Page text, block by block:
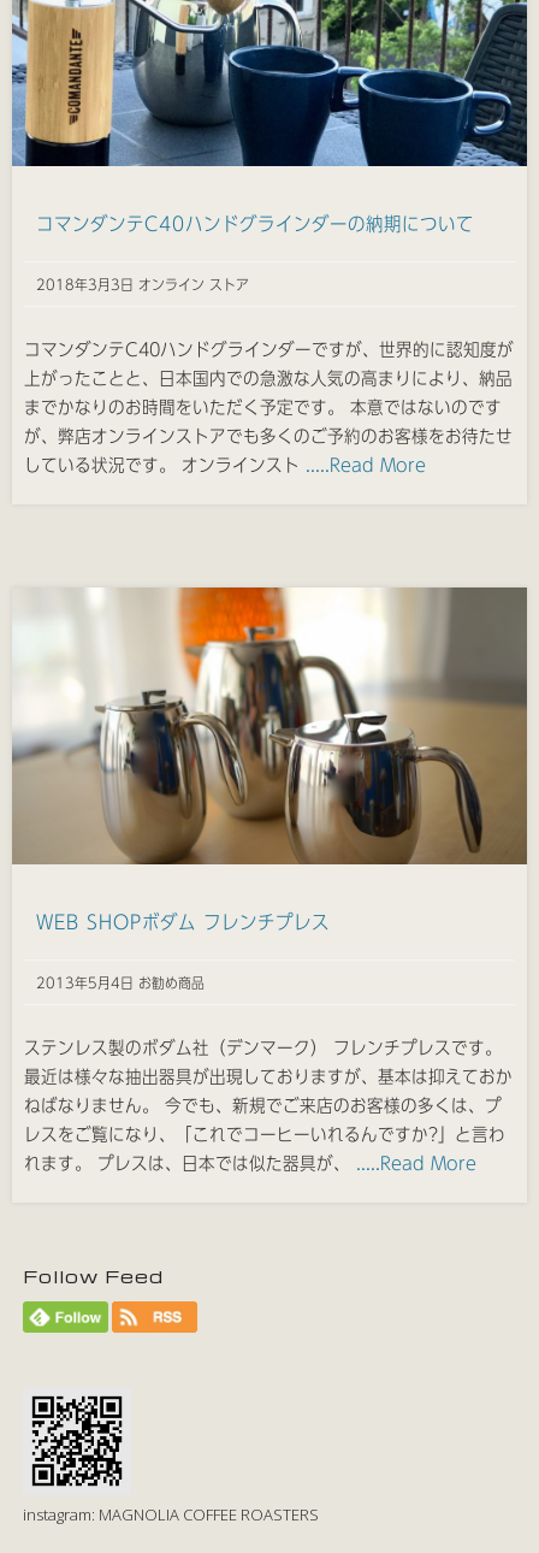
コマンダンテC40ハンドグラインダーの納期について
2018年3月3日 オンライン ストア
コマンダンテC40ハンドグラインダーですが、世界的に認知度が
上がったことと、日本国内での急激な人気の高まりにより、納品
までかなりのお時間をいただく予定です。 本意ではないのです
が、弊店オンラインストアでも多くのご予約のお客様をお待たせ
している状況です。 オンラインスト .....Read More
WEB SHOPボダム フレンチプレス
2013年5月4日 お勧め商品
ステンレス製のボダム社（デンマーク） フレンチプレスです。
最近は様々な抽出器具が出現しておりますが、基本は抑えておか
ねばなりません。 今でも、新規でご来店のお客様の多くは、プ
レスをご覧になり、「これでコーヒーいれるんですか?」と言わ
れます。 プレスは、日本では似た器具が、 .....Read More
Follow Feed
instagram: MAGNOLIA COFFEE ROASTERS